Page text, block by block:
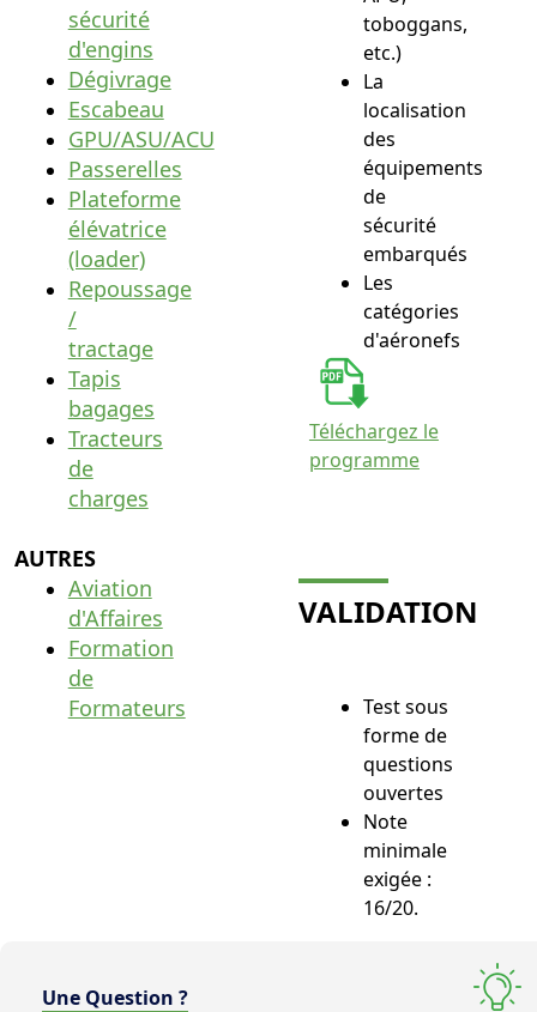
sécurité
d'engins
Dégivrage
Escabeau
GPU/ASU/ACU
Passerelles
Plateforme
élévatrice
(loader)
Repoussage
/
tractage
Tapis
bagages
Tracteurs
de
charges
AUTRES
Aviation
d'Affaires
Formation
de
Formateurs
toboggans,
etc.)
La
localisation
des
équipements
de
sécurité
embarqués
Les
catégories
d'aéronefs
Téléchargez le
programme
VALIDATION
Test sous
forme de
questions
ouvertes
Note
minimale
exigée :
16/20.
Une Question ?